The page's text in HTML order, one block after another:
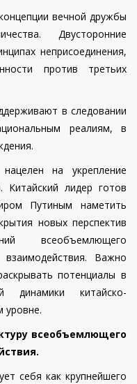
вечной дружбы
Двусторонние
неприсоединения,
против третьих
в следовании
реалиям, в
на укрепление
Китайский лидер готов
Путиным наметить
новых перспектив
всеобъемлющего
Важно
потенциалы в
динамики китайско-
уровне.
всеобъемлющего
себя как крупнейшего